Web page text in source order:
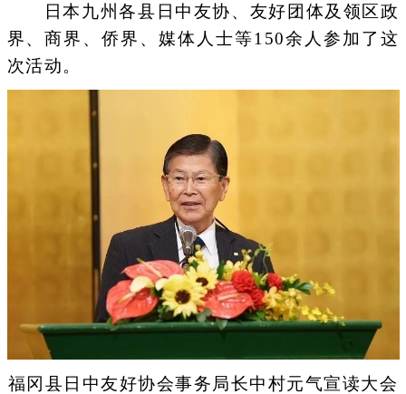
日本九州各县日中友协、友好团体及领区政
界、商界、侨界、媒体人士等150余人参加了这
次活动。
福冈县日中友好协会事务局长中村元气宣读大会